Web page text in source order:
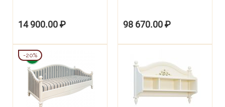
14 900.00₽ 98 670.00₽
20%